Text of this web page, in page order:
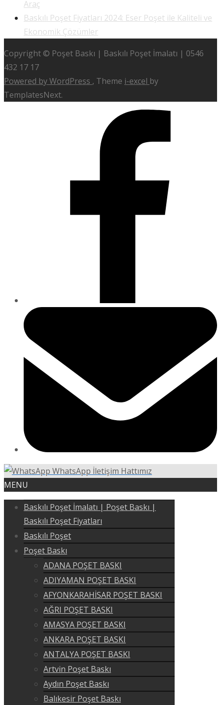
Araç
Baskılı Poşet Fiyatları 2024: Eser Poşet ile Kaliteli ve
Ekonomik Çözümler
Copyright © Poşet Baskı | Baskılı Poşet İmalatı | 0546
432 17 17
Powered by WordPress , Theme i-excel by
TemplatesNext.
WhatsApp İletişim Hattımız
MENU
Baskılı Poşet İmalatı | Poşet Baskı |
Baskılı Poşet Fiyatları
Baskılı Poşet
Poşet Baskı
ADANA POŞET BASKI
ADIYAMAN POŞET BASKI
AFYONKARAHİSAR POŞET BASKI
AĞRI POŞET BASKI
AMASYA POŞET BASKI
ANKARA POŞET BASKI
ANTALYA POŞET BASKI
Artvin Poşet Baskı
Aydın Poşet Baskı
Balıkesir Poşet Baskı